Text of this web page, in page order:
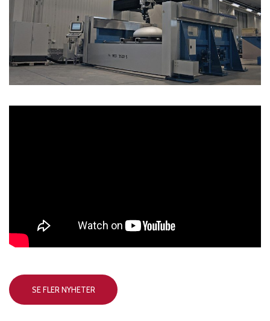
SE FLER NYHETER